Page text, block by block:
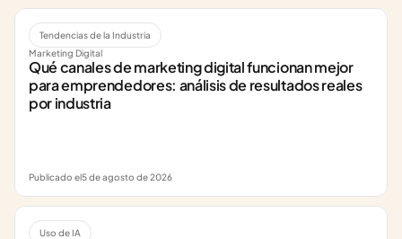
Tendencias de la Industria
Marketing Digital
Qué canales de marketing digital funcionan mejor
para emprendedores: análisis de resultados reales
por industria
Publicado el5 de agosto de 2026
Uso de IA